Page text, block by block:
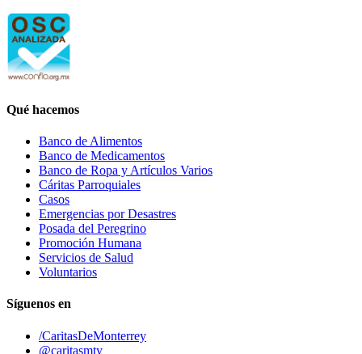
Qué hacemos
Banco de Alimentos
Banco de Medicamentos
Banco de Ropa y Artículos Varios
Cáritas Parroquiales
Casos
Emergencias por Desastres
Posada del Peregrino
Promoción Humana
Servicios de Salud
Voluntarios
Síguenos en
/CaritasDeMonterrey
@caritasmty